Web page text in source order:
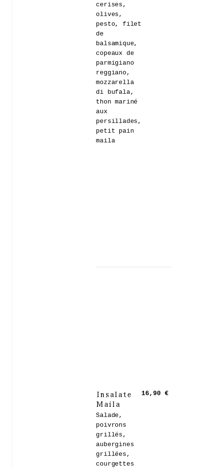
cerises,
olives,
pesto, filet
de
balsamique,
copeaux de
parmigiano
reggiano,
mozzarella
di bufala,
thon mariné
aux
persillades,
petit pain
maila
Insalate
Maila
Salade,
poivrons
grillés,
aubergines
grillées,
courgettes
16,90 €